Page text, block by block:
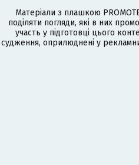
Матеріали з плашкою
поділяти погляди, які в них
участь у підготовці цього
судження, оприлюднені у